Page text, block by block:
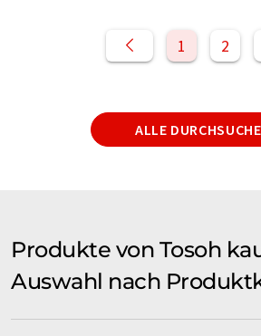
1 2
ALLE
Produkte von Tosoh
Auswahl nach